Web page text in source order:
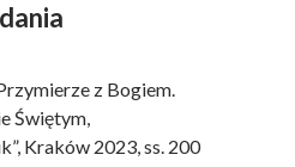
z Bogiem.
Świętym,
Kraków 2023, ss. 200